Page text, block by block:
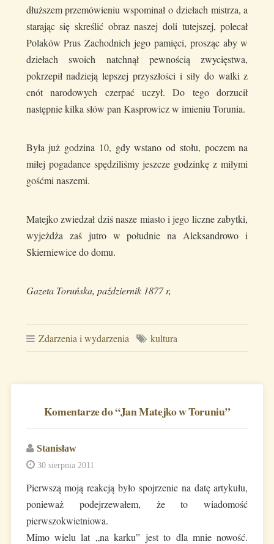
dłuższem przemówieniu wspominał o dziełach mistrza, a
starając się skreślić obraz naszej doli tutejszej, polecał
Polaków Prus Zachodnich jego pamięci, prosząc aby w
dziełach swoich natchnął pewnością zwycięstwa,
pokrzepił nadzieją lepszej przyszłości i siły do walki z
cnót narodowych czerpać uczył. Do tego dorzucił
następnie kilka słów pan Kasprowicz w imieniu Torunia.
Była już godzina 10, gdy wstano od stołu, poczem na
miłej pogadance spędziliśmy jeszcze godzinkę z miłymi
gośćmi naszemi.
Matejko zwiedzał dziś nasze miasto i jego liczne zabytki,
wyjeżdża zaś jutro w południe na Aleksandrowo i
Skierniewice do domu.
Gazeta Toruńska, październik 1877 r,
Zdarzenia i wydarzenia kultura
Komentarze do “Jan Matejko w Toruniu”
Stanisław
30 sierpnia 2011
Pierwszą moją reakcją było spojrzenie na datę artykułu,
ponieważ podejrzewałem, że to wiadomość
pierwszokwietniowa.
Mimo wielu lat „na karku” jest to dla mnie nowość.